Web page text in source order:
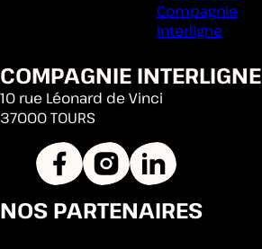
COMPAGNIE INTERLIGNE
10 rue Léonard de Vinci
37000 TOURS
NOS PARTENAIRES